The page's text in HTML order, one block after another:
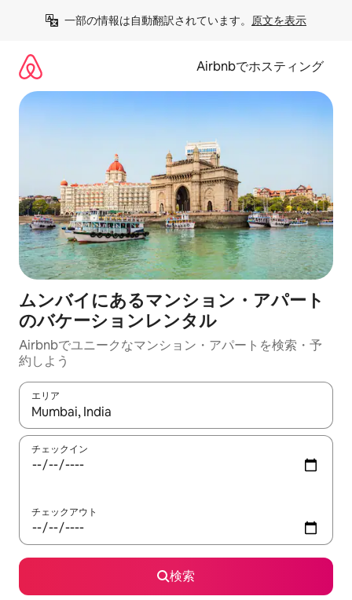
一部の情報は自動翻訳されています。 原文を表示
Airbnbでホスティング
ムンバイにあるマンション・アパート
のバケーションレンタル
Airbnbでユニークなマンション・アパートを検索・予
約しよう
エリア
検索結果が表示されたら、上下の矢印キーを使って移動するか
チェックイン
チェックアウト
検索